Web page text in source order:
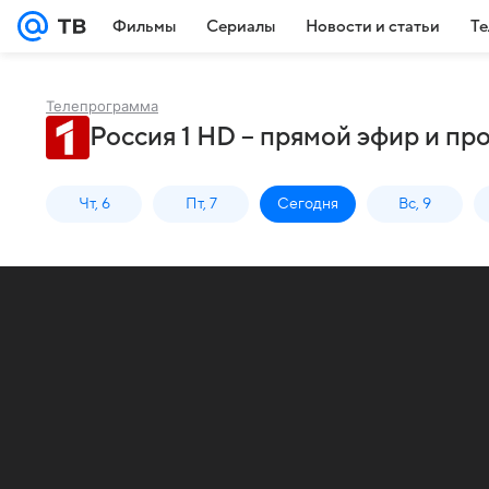
Фильмы Сериалы Новости и статьи
Телепрограмма
Россия 1 HD – прямой эфир и
Чт, 6 Пт, 7 Сегодня Вс, 9